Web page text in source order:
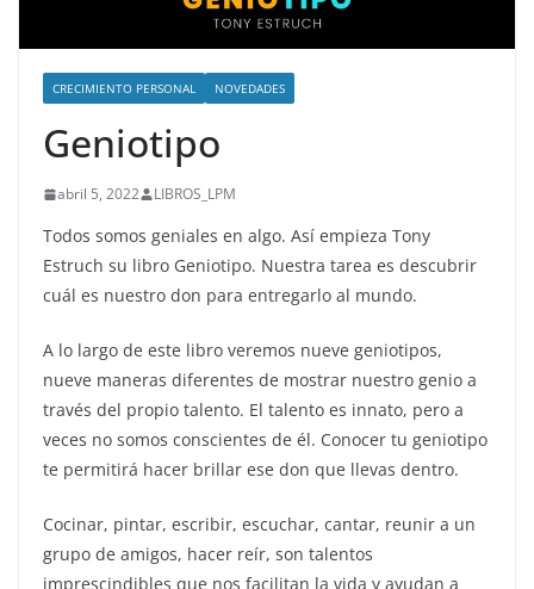
CRECIMIENTO PERSONAL NOVEDADES
Geniotipo
abril 5, 2022 LIBROS_LPM
Todos somos geniales en algo. Así empieza Tony
Estruch su libro Geniotipo. Nuestra tarea es descubrir
cuál es nuestro don para entregarlo al mundo.
A lo largo de este libro veremos nueve geniotipos,
nueve maneras diferentes de mostrar nuestro genio a
través del propio talento. El talento es innato, pero a
veces no somos conscientes de él. Conocer tu geniotipo
te permitirá hacer brillar ese don que llevas dentro.
Cocinar, pintar, escribir, escuchar, cantar, reunir a un
grupo de amigos, hacer reír, son talentos
imprescindibles que nos facilitan la vida y ayudan a